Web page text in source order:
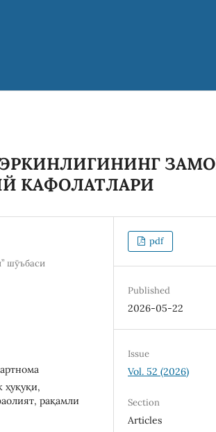
КАФОЛАТЛАРИ
шўъбаси
ҳуқуқи,
рақамли
pdf
Published
2026-05-22
Issue
Vol. 52 (2026)
Section
Articles